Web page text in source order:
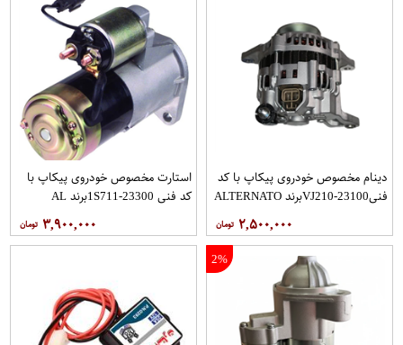
دینام مخصوص خودروی پیکاپ با کد
فنی23100-VJ210برند ALTERNATO​
۲,۵۰۰,۰۰۰
استارت مخصوص خودروی پیکاپ با
کد فنی 23300-1S711برند AL​
۳,۹۰۰,۰۰۰
2%